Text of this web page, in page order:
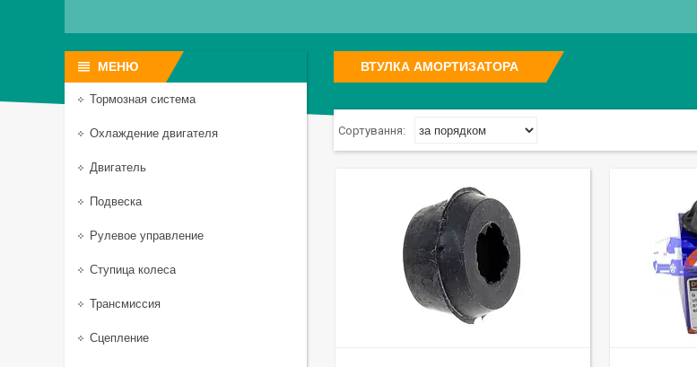
ВТУЛКА АМОРТИЗАТОРА
Тормозная система
Охлаждение двигателя
Двигатель
Подвеска
Рулевое управление
Ступица колеса
Трансмиссия
Сцепление